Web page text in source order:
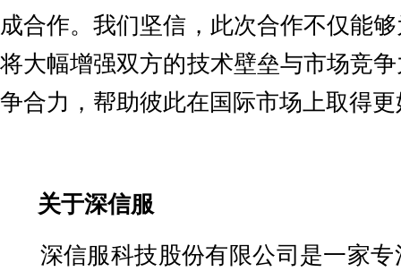
成合作。我们坚信，此次合作不仅能
将大幅增强双方的技术壁垒与市场竞
争合力，帮助彼此在国际市场上取得更
关于深信服
深信服科技股份有限公司是一家专